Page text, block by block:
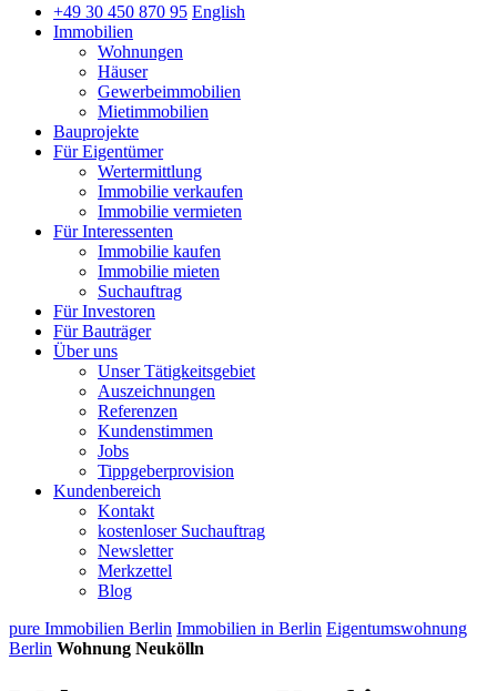
+49 30 450 870 95 English
Immobilien
Wohnungen
Häuser
Gewerbeimmobilien
Mietimmobilien
Bauprojekte
Für Eigentümer
Wertermittlung
Immobilie verkaufen
Immobilie vermieten
Für Interessenten
Immobilie kaufen
Immobilie mieten
Suchauftrag
Für Investoren
Für Bauträger
Über uns
Unser Tätigkeitsgebiet
Auszeichnungen
Referenzen
Kundenstimmen
Jobs
Tippgeberprovision
Kundenbereich
Kontakt
kostenloser Suchauftrag
Newsletter
Merkzettel
Blog
pure Immobilien Berlin Immobilien in Berlin Eigentumswohnung
Berlin Wohnung Neukölln